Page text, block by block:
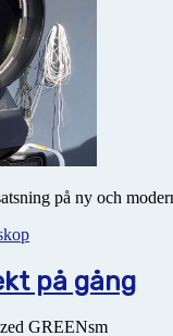
på ny och
på gång